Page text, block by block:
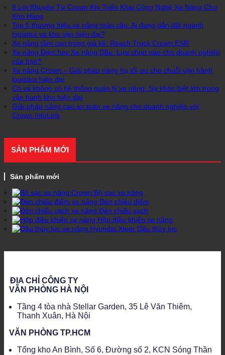
8 Lời Khuyên Từ Crown Khi Triển Khai Công Nghệ Xe Nâng Cho
Kho Hàng
Top 5 thương hiệu xe nâng toàn cầu: Ai đang dẫn dắt ngành
logistics và kho vận hiện đại?
Xe nâng tầm cao trong giá kệ: Reach Truck Crown ESR
Xe nâng Điện hay Xe nâng Dầu: Lựa chọn nào cho doanh nghiệp
của bạn?
Xe nâng Crown – Giải pháp nâng hạ tối ưu cho chuỗi vận hành
logistics hiện đại
Có và không có hệ thống quản lý xe nâng: Sự khác biệt lớn trong
vận hành kho hiện đại
Giải pháp nâng cao an toàn xe nâng cho doanh nghiệp với
Crown InfoLink
SẢN PHẨM MỚI
Sản phẩm mới
Bộ sạc xe nâng
Đèn chiếu điểm
Đèn chiếu vạch
Hộp điều khiển xe nâng
Dầu thủy lực
ĐỊA CHỈ CÔNG TY
VĂN PHÒNG HÀ NỘI
Tầng 4 tòa nhà Stellar Garden, 35 Lê Văn Thiêm,
Thanh Xuân, Hà Nội
VĂN PHÒNG TP.HCM
Tổng kho An Bình, Số 6, Đường số 2, KCN Sóng Thần